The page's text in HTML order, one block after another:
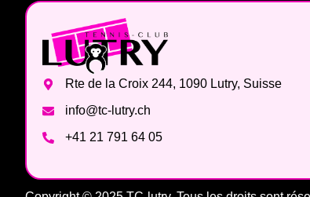
Rte de la Croix 244, 1090 Lutry, Suisse
info@tc-lutry.ch
+41 21 791 64 05